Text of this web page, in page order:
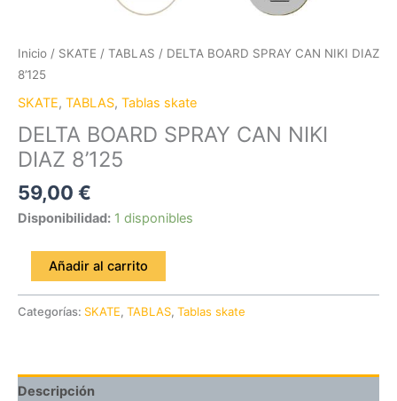
Inicio / SKATE / TABLAS / DELTA BOARD SPRAY CAN NIKI DIAZ
8’125
SKATE, TABLAS, Tablas skate
DELTA BOARD SPRAY CAN NIKI
DIAZ 8’125
59,00 €
Disponibilidad: 1 disponibles
Añadir al carrito
Categorías: SKATE, TABLAS, Tablas skate
Descripción